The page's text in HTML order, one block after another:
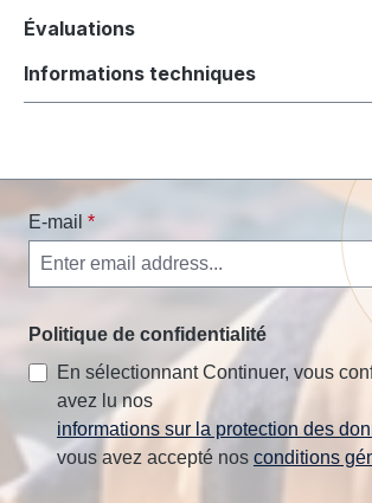
Évaluations
Informations techniques
E-mail *
Politique de confidentialité
En sélectionnant Continuer, vous
avez lu nos
informations sur la protection des
vous avez accepté nos conditions